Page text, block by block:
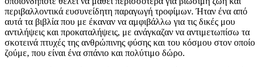
περιβαλλοντικά ευσυνείδητη παραγωγή τροφίμων. Ήταν ένα από
αυτά τα βιβλία που με έκαναν να αμφιβάλλω για τις δικές μου
αντιλήψεις και προκαταλήψεις, με ανάγκαζαν να αντιμετωπίσω τα
σκοτεινά πτυχές της ανθρώπινης φύσης και του κόσμου στον οποίο
ζούμε, που είναι ένα σπάνιο και πολύτιμο δώρο.